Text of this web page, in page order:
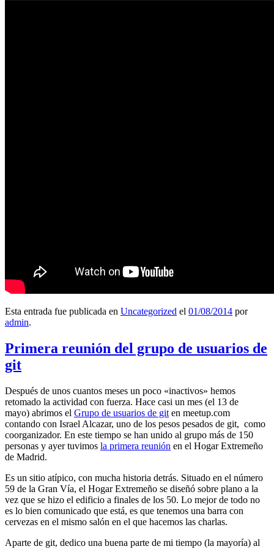
Esta entrada fue publicada en Uncategorized el 01/08/2014 por
admin.
Primera reunión del grupo de usuarios de
git
Después de unos cuantos meses un poco «inactivos» hemos
retomado la actividad con fuerza. Hace casi un mes (el 13 de
mayo) abrimos el Grupo de usuarios de git en meetup.com
contando con Israel Alcazar, uno de los pesos pesados de git, como
coorganizador. En este tiempo se han unido al grupo más de 150
personas y ayer tuvimos la primera reunión en el Hogar Extremeño
de Madrid.
Es un sitio atípico, con mucha historia detrás. Situado en el número
59 de la Gran Vía, el Hogar Extremeño se diseñó sobre plano a la
vez que se hizo el edificio a finales de los 50. Lo mejor de todo no
es lo bien comunicado que está, es que tenemos una barra con
cervezas en el mismo salón en el que hacemos las charlas.
Aparte de git, dedico una buena parte de mi tiempo (la mayoría) al